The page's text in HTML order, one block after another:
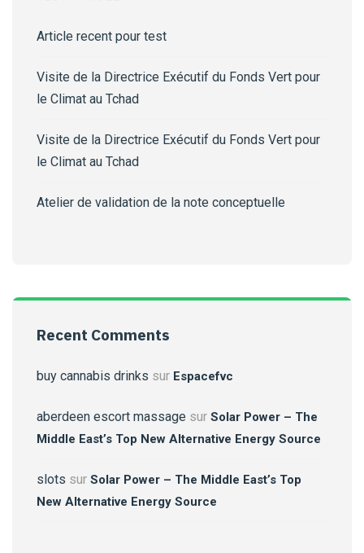
Article recent pour test
Visite de la Directrice Exécutif du Fonds Vert pour
le Climat au Tchad
Visite de la Directrice Exécutif du Fonds Vert pour
le Climat au Tchad
Atelier de validation de la note conceptuelle
Recent Comments
buy cannabis drinks sur Espacefvc
aberdeen escort massage sur Solar Power – The
Middle East’s Top New Alternative Energy Source
slots sur Solar Power – The Middle East’s Top
New Alternative Energy Source